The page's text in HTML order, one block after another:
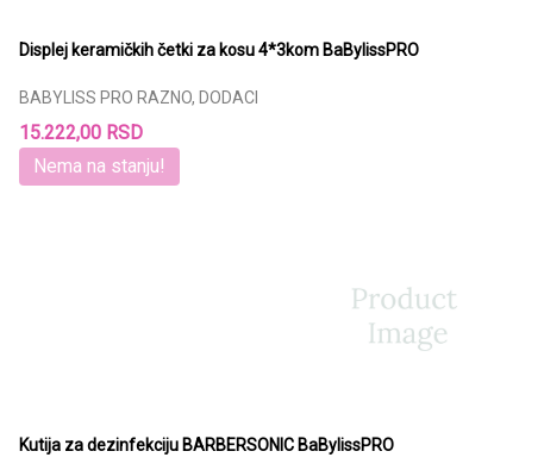
Displej keramičkih četki za kosu 4*3kom BaBylissPRO
BABYLISS PRO RAZNO, DODACI
15.222,00 RSD
Nema na stanju!
Kutija za dezinfekciju BARBERSONIC BaBylissPRO